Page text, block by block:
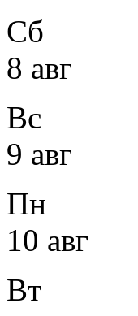
Сб
8 авг
Вс
9 авг
Пн
10 авг
Вт